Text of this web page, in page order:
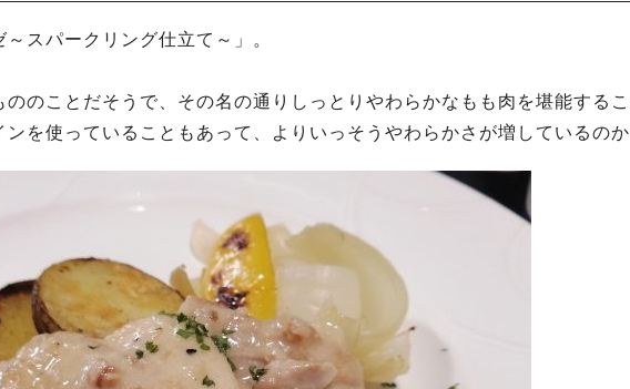
スパークリング仕立て～」。
ののことだそうで、その名の通りしっとりやわらかなもも肉を堪能する
を使っていることもあって、よりいっそうやわらかさが増しているの